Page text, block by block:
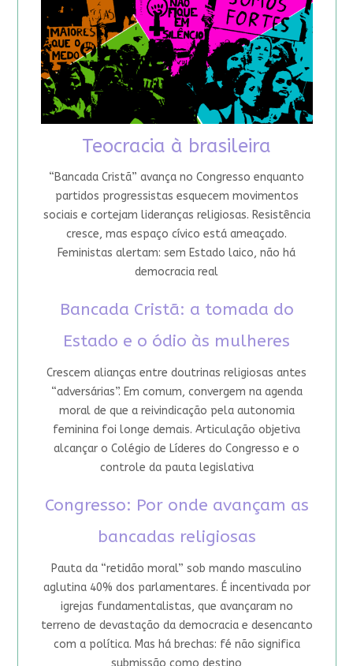
Teocracia à brasileira
“Bancada Cristã” avança no Congresso enquanto
partidos progressistas esquecem movimentos
sociais e cortejam lideranças religiosas. Resistência
cresce, mas espaço cívico está ameaçado.
Feministas alertam: sem Estado laico, não há
democracia real
Bancada Cristã: a tomada do
Estado e o ódio às mulheres
Crescem alianças entre doutrinas religiosas antes
“adversárias”. Em comum, convergem na agenda
moral de que a reivindicação pela autonomia
feminina foi longe demais. Articulação objetiva
alcançar o Colégio de Líderes do Congresso e o
controle da pauta legislativa
Congresso: Por onde avançam as
bancadas religiosas
Pauta da “retidão moral” sob mando masculino
aglutina 40% dos parlamentares. É incentivada por
igrejas fundamentalistas, que avançaram no
terreno de devastação da democracia e desencanto
com a política. Mas há brechas: fé não significa
submissão como destino